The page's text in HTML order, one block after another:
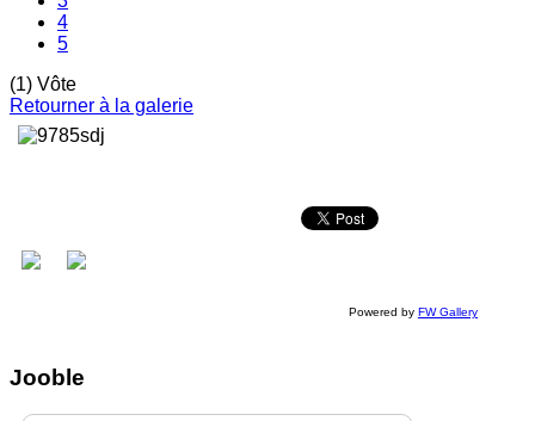
4
5
(1) Vôte
Retourner à la galerie
Powered by FW Gallery
Jooble